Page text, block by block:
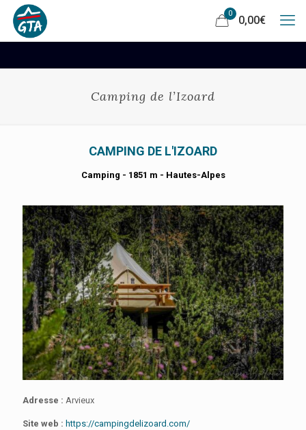
0
0,00€
Camping de l’Izoard
CAMPING DE L'IZOARD
Camping - 1851 m - Hautes-Alpes
Adresse : Arvieux
Site web : https://campingdelizoard.com/